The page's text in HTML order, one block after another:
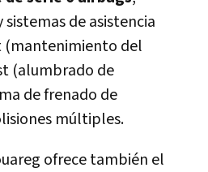
de asistencia
(mantenimiento del
(alumbrado de
de frenado de
múltiples.
ofrece también el